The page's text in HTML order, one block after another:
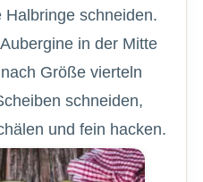
Halbringe schneiden.
in der Mitte
Größe vierteln
schneiden,
und fein hacken.